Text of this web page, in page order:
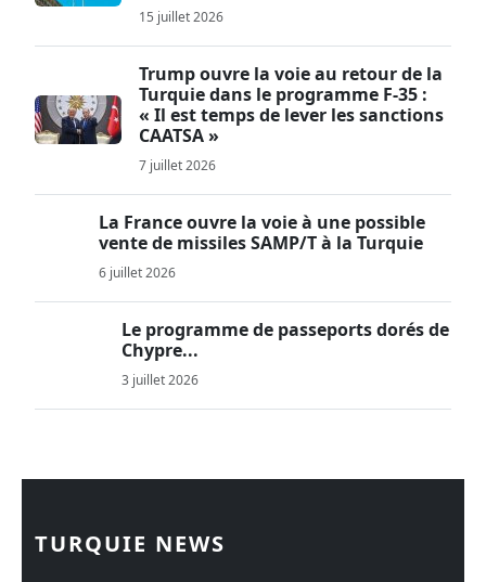
15 juillet 2026
Trump ouvre la voie au retour de la
Turquie dans le programme F-35 :
« Il est temps de lever les sanctions
CAATSA »
7 juillet 2026
La France ouvre la voie à une possible
vente de missiles SAMP/T à la Turquie
6 juillet 2026
Le programme de passeports dorés de
Chypre...
3 juillet 2026
TURQUIE NEWS